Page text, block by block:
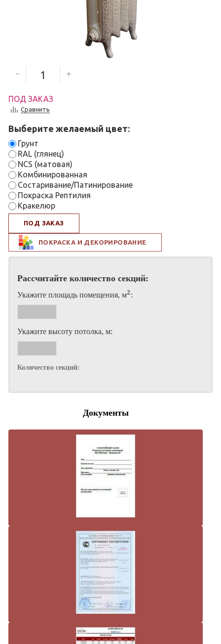
ПОД ЗАКАЗ
Сравнить
Выберите желаемый цвет:
Грунт
RAL (глянец)
NCS (матовая)
Комбинированная
Состаривание/Патинирование
Покраска Рептилия
Кракелюр
ПОД ЗАКАЗ
ПОКРАСКА И ДЕКОРИРОВАНИЕ
Рассчитайте количество секций:
Укажите площадь помещения, м2 :
Укажите высоту потолка, м:
Количество секций:
Документы